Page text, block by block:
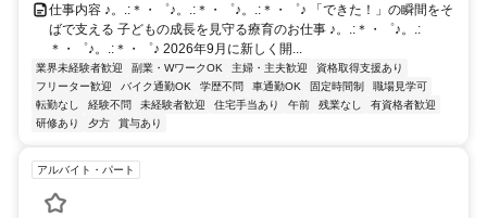
仕事内容 ♪。.:＊・゜♪。.:＊・゜♪。.:＊・゜♪ 「できた！」の瞬間をそ
ばで支える 子どもの成長を見守る療育のお仕事 ♪。.:＊・゜♪。.:
＊・゜♪。.:＊・゜♪ 2026年9月に新しく開...
業界未経験者歓迎 副業・WワークOK 主婦・主夫歓迎
資格取得支援あり
フリーター歓迎
バイク通勤OK 学歴不問 車通勤OK 固定時間制
職場見学可
転勤なし
経験不問 未経験者歓迎 住宅手当あり 午前 残業なし
有資格者歓迎
研修あり
夕方 賞与あり
アルバイト・パート